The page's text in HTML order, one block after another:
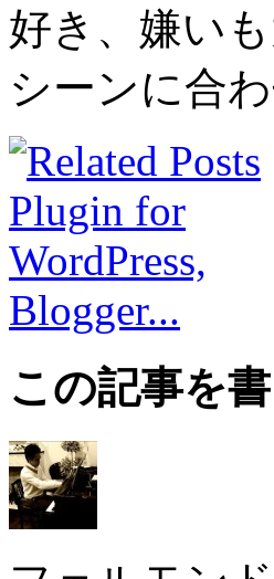
好き、嫌い
シーンに合
この記事を